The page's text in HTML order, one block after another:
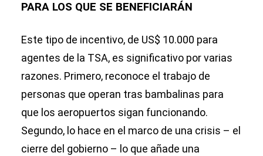
PARA LOS QUE SE BENEFICIARÁN
Este tipo de incentivo, de US$ 10.000 para
agentes de la TSA, es significativo por varias
razones. Primero, reconoce el trabajo de
personas que operan tras bambalinas para
que los aeropuertos sigan funcionando.
Segundo, lo hace en el marco de una crisis – el
cierre del gobierno – lo que añade una